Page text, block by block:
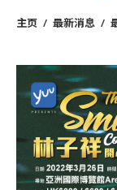
主页 / 最新消息 /